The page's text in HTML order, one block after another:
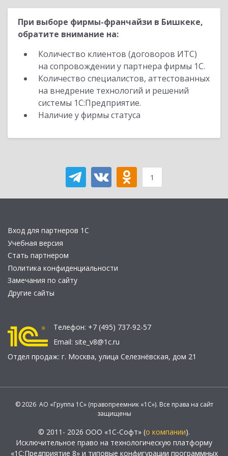
При выборе фирмы-франчайзи в Бишкеке,
обратите внимание на:
Количество клиентов (договоров ИТС)
на сопровождении у партнера фирмы 1С.
Количество специалистов, аттестованных
на внедрение технологий и решений
системы 1С:Предприятие.
Наличие у фирмы статуса
1
Вход для партнеров 1С
Учебная версия
Стать партнером
Политика конфиденциальности
Замечания по сайту
Другие сайты
Телефон: +7 (495) 737-92-57
Email: site_v8@1c.ru
Отдел продаж: г. Москва, улица Селезнёвская, дом 21
© 2026 АО «Группа 1С» (правопреемник «1С»). Все права на сайт
защищены
© 2011- 2026 ООО «1С-Софт» (о компании).
Исключительное право на технологическую платформу
«1С:Предприятие 8» и типовые конфигурации программных